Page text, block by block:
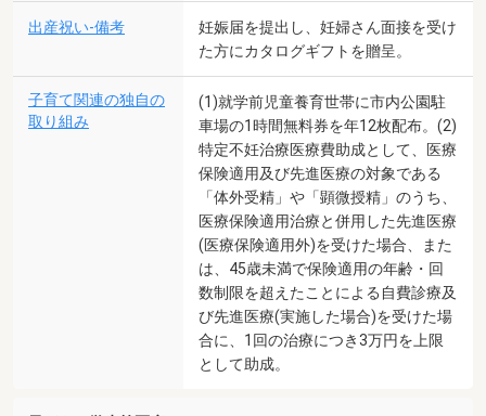
出産祝い-備考
妊娠届を提出し、妊婦さん面接を受け
た方にカタログギフトを贈呈。
子育て関連の独自の
取り組み
(1)就学前児童養育世帯に市内公園駐
車場の1時間無料券を年12枚配布。(2)
特定不妊治療医療費助成として、医療
保険適用及び先進医療の対象である
「体外受精」や「顕微授精」のうち、
医療保険適用治療と併用した先進医療
(医療保険適用外)を受けた場合、また
は、45歳未満で保険適用の年齢・回
数制限を超えたことによる自費診療及
び先進医療(実施した場合)を受けた場
合に、1回の治療につき3万円を上限
として助成。